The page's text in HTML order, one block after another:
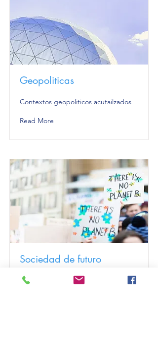
Geopoliticas
Contextos geopoliticos acutailzados
Read More
Sociedad de futuro
Qué queremos ser